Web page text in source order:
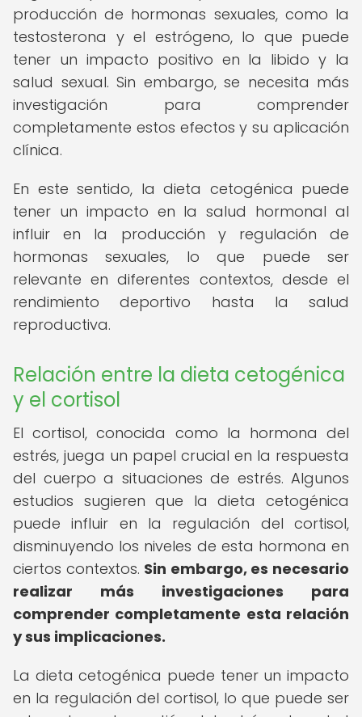
producción de hormonas sexuales, como la
testosterona y el estrógeno, lo que puede
tener un impacto positivo en la libido y la
salud sexual. Sin embargo, se necesita más
investigación para comprender
completamente estos efectos y su aplicación
clínica.
En este sentido, la dieta cetogénica puede
tener un impacto en la salud hormonal al
influir en la producción y regulación de
hormonas sexuales, lo que puede ser
relevante en diferentes contextos, desde el
rendimiento deportivo hasta la salud
reproductiva.
Relación entre la dieta cetogénica
y el cortisol
El cortisol, conocida como la hormona del
estrés, juega un papel crucial en la respuesta
del cuerpo a situaciones de estrés. Algunos
estudios sugieren que la dieta cetogénica
puede influir en la regulación del cortisol,
disminuyendo los niveles de esta hormona en
ciertos contextos. Sin embargo, es necesario
realizar más investigaciones para
comprender completamente esta relación
y sus implicaciones.
La dieta cetogénica puede tener un impacto
en la regulación del cortisol, lo que puede ser